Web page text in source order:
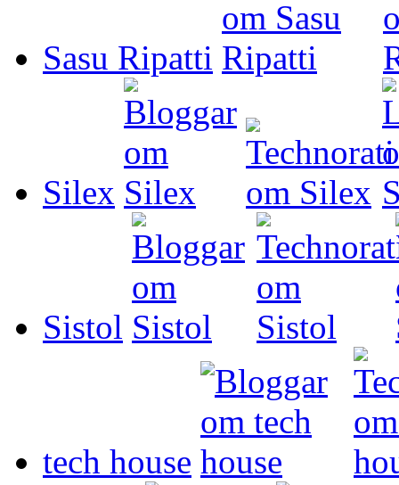
Sasu Ripatti
Silex
Sistol
tech house